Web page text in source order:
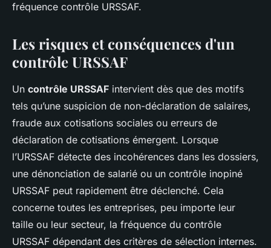
fréquence contrôle URSSAF.
Les risques et conséquences d'un
contrôle URSSAF
Un contrôle URSSAF intervient dès que des motifs
tels qu’une suspicion de non-déclaration de salaires,
fraude aux cotisations sociales ou erreurs de
déclaration de cotisations émergent. Lorsque
l’URSSAF détecte des incohérences dans les dossiers,
une dénonciation de salarié ou un contrôle inopiné
URSSAF peut rapidement être déclenché. Cela
concerne toutes les entreprises, peu importe leur
taille ou leur secteur, la fréquence du contrôle
URSSAF dépendant des critères de sélection internes.